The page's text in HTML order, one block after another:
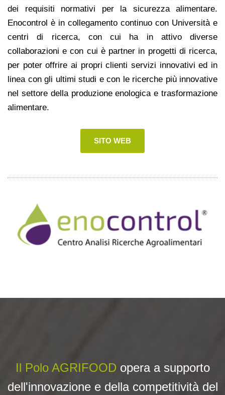
dei requisiti normativi per la sicurezza alimentare.
Enocontrol è in collegamento continuo con Università e
centri di ricerca, con cui ha in attivo diverse
collaborazioni e con cui è partner in progetti di ricerca,
per poter offrire ai propri clienti servizi innovativi ed in
linea con gli ultimi studi e con le ricerche più innovative
nel settore della produzione enologica e trasformazione
alimentare.
SITO WEB
Il Polo AGRIFOOD opera a supporto
dell'innovazione e della competitività del